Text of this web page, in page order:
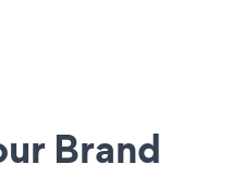
Brand